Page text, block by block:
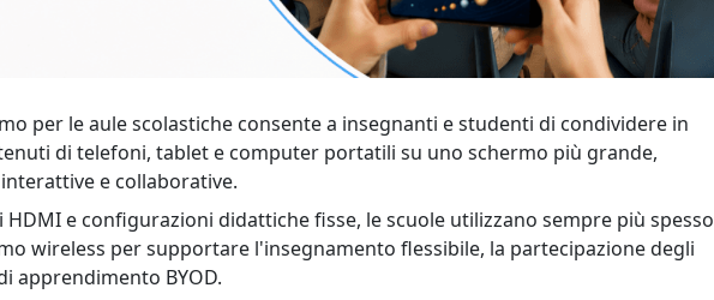
per le aule scolastiche consente a insegnanti e studenti di condividere in
di telefoni, tablet e computer portatili su uno schermo più grande,
e collaborative.
HDMI e configurazioni didattiche fisse, le scuole utilizzano sempre più spesso
wireless per supportare l'insegnamento flessibile, la partecipazione degli
apprendimento BYOD.